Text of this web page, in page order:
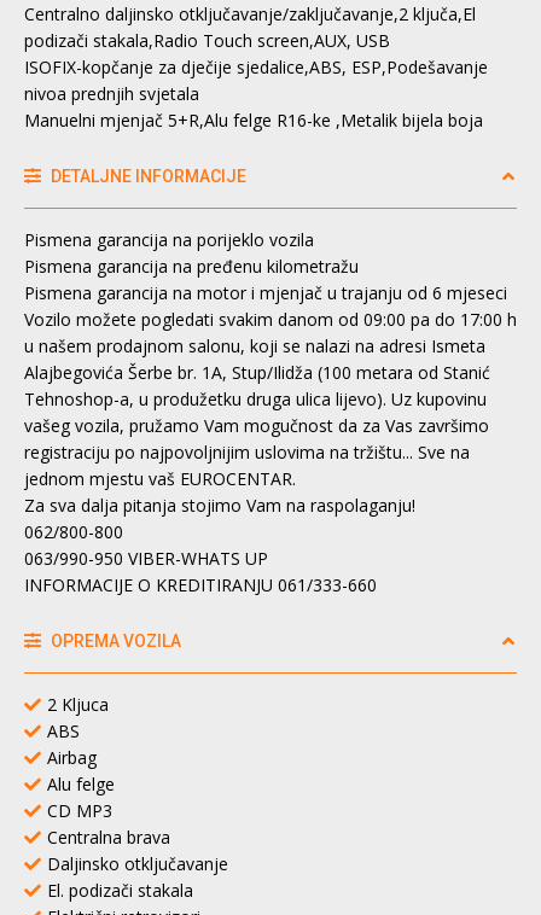
Centralno daljinsko otključavanje/zaključavanje,2 ključa,El
podizači stakala,Radio Touch screen,AUX, USB
ISOFIX-kopčanje za dječije sjedalice,ABS, ESP,Podešavanje
nivoa prednjih svjetala
Manuelni mjenjač 5+R,Alu felge R16-ke ,Metalik bijela boja
DETALJNE INFORMACIJE
Pismena garancija na porijeklo vozila
Pismena garancija na pređenu kilometražu
Pismena garancija na motor i mjenjač u trajanju od 6 mjeseci
Vozilo možete pogledati svakim danom od 09:00 pa do 17:00 h
u našem prodajnom salonu, koji se nalazi na adresi Ismeta
Alajbegovića Šerbe br. 1A, Stup/Ilidža (100 metara od Stanić
Tehnoshop-a, u produžetku druga ulica lijevo). Uz kupovinu
vašeg vozila, pružamo Vam mogučnost da za Vas završimo
registraciju po najpovoljnijim uslovima na tržištu... Sve na
jednom mjestu vaš EUROCENTAR.
Za sva dalja pitanja stojimo Vam na raspolaganju!
062/800-800
063/990-950 VIBER-WHATS UP
INFORMACIJE O KREDITIRANJU 061/333-660
OPREMA VOZILA
2 Kljuca
ABS
Airbag
Alu felge
CD MP3
Centralna brava
Daljinsko otključavanje
El. podizači stakala